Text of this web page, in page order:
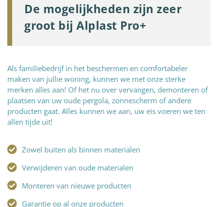
De mogelijkheden zijn zeer
groot bij Alplast Pro+
Als familiebedrijf in het beschermen en comfortabeler
maken van jullie woning, kunnen we met onze sterke
merken alles aan! Of het nu over vervangen, demonteren of
plaatsen van uw oude pergola, zonnescherm of andere
producten gaat. Alles kunnen we aan, uw eis voeren we ten
allen tijde uit!
Zowel buiten als binnen materialen
Verwijderen van oude materialen
Monteren van nieuwe producten
Garantie op al onze producten